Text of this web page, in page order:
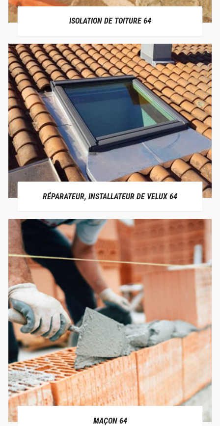
ISOLATION DE TOITURE 64
RÉPARATEUR, INSTALLATEUR DE VELUX 64
MAÇON 64